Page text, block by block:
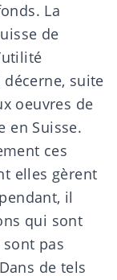
La
de
suite
oeuvres de
en Suisse.
ces
elles gèrent
il
qui sont
pas
de tels